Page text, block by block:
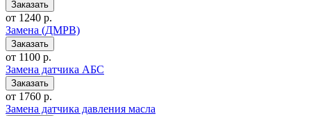
от 1240 р.
Замена (ДМРВ)
от 1100 р.
Замена датчика АБС
от 1760 р.
Замена датчика давления масла